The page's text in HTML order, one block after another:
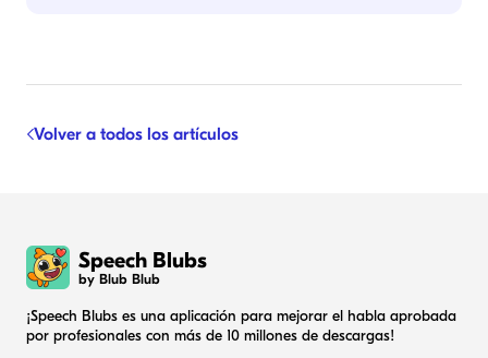
Volver a todos los artículos
Speech Blubs
by Blub Blub
¡Speech Blubs es una aplicación para mejorar el habla aprobada
por profesionales con más de 10 millones de descargas!